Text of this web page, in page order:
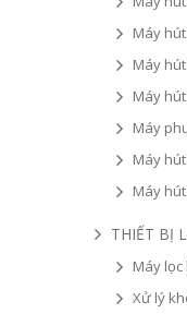
Máy
Máy
Máy
Máy
Máy
Máy
THIẾT BỊ
Máy
Xử lý